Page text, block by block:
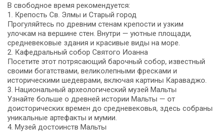
В свободное время рекомендуется:
1. Крепость Св. Элмы и Старый город
Прогуляйтесь по древним стенам крепости и узким
улочкам на вершине стен. Внутри — уютные площади,
средневековые здания и красивые виды на море.
2. Кафедральный собор Святого Иоанна
Посетите этот потрясающий барочный собор, известный
своими богатствами, великолепными фресками и
историческими шедеврами, включая картины Караваджо.
3. Национальный археологический музей Мальты
Узнайте больше о древней истории Мальты — от
доисторических времен до средневековья, здесь собраны
уникальные артефакты и мумии.
4. Музей достоинств Мальты